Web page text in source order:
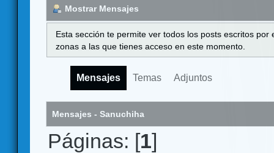
Mostrar Mensajes
Esta sección te permite ver todos los posts escritos
zonas a las que tienes acceso en este momento.
Mensajes Temas Adjuntos
Mensajes - Sanuchiha
Páginas: [1]